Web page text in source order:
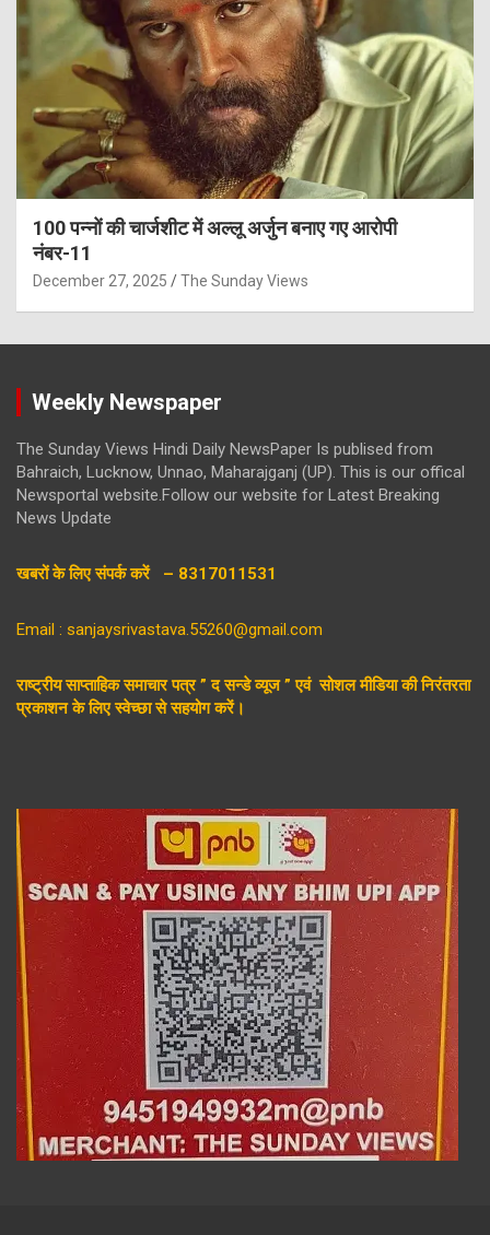
100 पन्नों की चार्जशीट में अल्लू अर्जुन बनाए गए आरोपी
नंबर-11
December 27, 2025 The Sunday Views
Weekly Newspaper
The Sunday Views Hindi Daily NewsPaper Is publised from
Bahraich, Lucknow, Unnao, Maharajganj (UP). This is our offical
Newsportal website.Follow our website for Latest Breaking
News Update
खबरों के लिए संपर्क करें – 8317011531
Email : sanjaysrivastava.55260@gmail.com
राष्ट्रीय साप्ताहिक समाचार पत्र ” द सन्डे व्यूज ” एवं सोशल मीडिया की निरंतरता
प्रकाशन के लिए स्वेच्छा से सहयोग करें।